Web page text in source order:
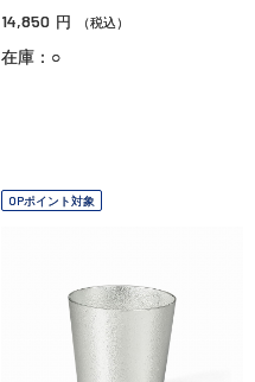
14,850 円 （税込）
在庫：○
OPポイント対象